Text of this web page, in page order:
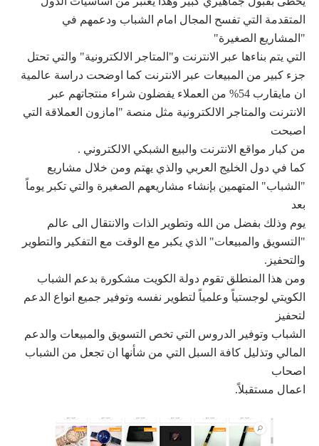
المتقدمة التي تفسح المجال امام الشباب ودعمهم في
"المشاريع الصغيرة"
التي يتم بناءها عبر الانترنت و"المتاجر الالكترونية" والتي تحتل
جزء كبير من المبيعات عبر الانترنت كما اوضحت دراسة عالمية
ان مايقارب 54% من العملاء يفضلون شراء منتجاتهم عبر
الانترنت والمتاجر الالكترونية مثل منصة "امازون العملاقة التي
اصبحت
من كبار مواقع الانترنت والبيع الشبكي الالكتروني .
كما في دول الخليج العربي والذي يهتم ومن خلال مشاريع
"الشباب" المتهمين بإنشاء مشاريعهم الصغيرة والتي تكبر يوماً
بعد
يوم وذلك بفضل من الله وتطوير الذات والانتقال الى عالم
"التسويق والمبيعات" الذي يكبر مع الوقت مع التفكير والتطوير
والتحفيز.
ومن هذا المنطلق تقوم دولة الكويت مشكورة بدعم الشباب
الكويتي لوجستياً وعلمياً لتطوير نفسه وتوفير جميع انواع الدعم
لتحفيز
الشباب وتوفير الدروس التي تخص التسويق والمبيعات والدعم
المالي وتذليل كافة السبل التي من شأنها ان تجعل من الشباب
اصحاب
اعمال مستقبلاً.